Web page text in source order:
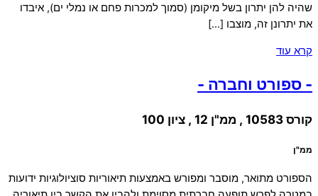
שהיה להן יתרון בשל מיקומן (סמוך למכרות פחם או נמלי ים), איבדו
את יתרונן זה, מוצבו […]
קרא עוד
- ספורט וחברה -
קורס 10583 , ממ"ן 12 , ציון 100
ממ"ן
הספורט מתואר, מוסבר ומפורש באמצעות תיאוריות סוציולוגיות ידועות